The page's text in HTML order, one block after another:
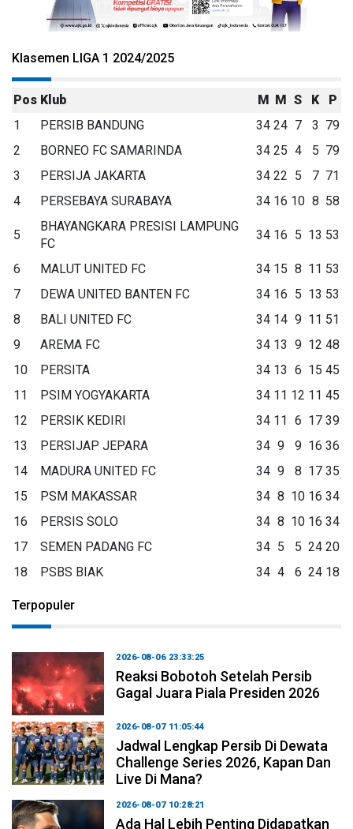
Klasemen LIGA 1 2024/2025
Pos Klub M M S K
P
1
PERSIB BANDUNG 34 24 7 3 79
2
BORNEO FC SAMARINDA 34 25 4 5 79
3
PERSIJA JAKARTA 34 22 5 7 71
4
PERSEBAYA SURABAYA 34 16 10 8 58
5
BHAYANGKARA PRESISI LAMPUNG
FC
34 16 5 13 53
6 MALUT UNITED FC 34 15 8 11 53
7
DEWA UNITED BANTEN FC 34 16 5 13 53
8
BALI UNITED FC 34 14 9 11 51
9
AREMA FC 34 13 9 12 48
10
PERSITA 34 13 6 15 45
11
PSIM YOGYAKARTA 34 11 12 11 45
12
PERSIK KEDIRI 34 11 6 17 39
13
PERSIJAP JEPARA 34 9 9 16 36
14
MADURA UNITED FC 34 9 8 17 35
15
PSM MAKASSAR 34 8 10 16 34
16
PERSIS SOLO 34 8 10 16 34
17
SEMEN PADANG FC 34 5 5 24 20
18
PSBS BIAK 34 4 6 24 18
Terpopuler
2026-08-06 23:33:25
Reaksi Bobotoh Setelah Persib
Gagal Juara Piala Presiden 2026
2026-08-07 11:05:44
Jadwal Lengkap Persib Di Dewata
Challenge Series 2026, Kapan Dan
Live Di Mana?
2026-08-07 10:28:21
Ada Hal Lebih Penting Didapatkan